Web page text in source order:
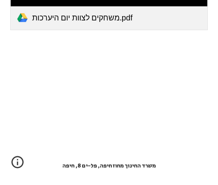
משחקים לצוות יום היערכות.pdf
משרד החינוך מחוז חיפה, פל-ים 8, חיפה